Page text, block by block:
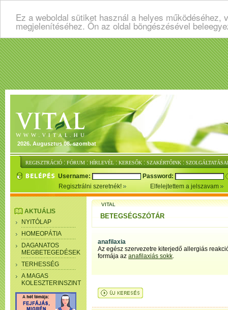
Ez a weboldal sütiket használ a helyes
megjelenítéséhez. Ön az oldal böngészésével
2026. Augusztus 08. szombat
REGISZTRÁCIÓ : FÓRUM : HÍRLEVÉL : KERESŐK : SZAKÉRTŐINK :
Username:
Password:
Regisztrálni szeretnék!
Elfelejtettem a jelszavam
AKTUÁLIS
NYITÓLAP
HOMEOPÁTIA
DAGANATOS
MEGBETEGEDÉSEK
TERHESSÉG
A MAGAS
KOLESZTERINSZINT
VITAL
BETEGSÉGSZÓTÁR
anafilaxia
Az egész szervezetre kiterjedő allergiás
formája az anafilaxiás sokk.